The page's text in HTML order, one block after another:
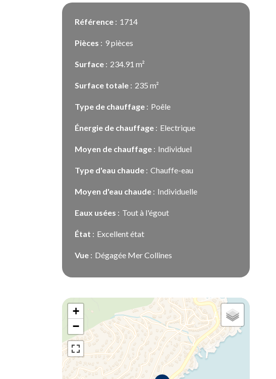
Référence 1714
Pièces 9 pièces
Surface 234.91 m²
Surface totale 235 m²
Type de chauffage Poêle
Énergie de chauffage Electrique
Moyen de chauffage Individuel
Type d'eau chaude Chauffe-eau
Moyen d'eau chaude Individuelle
Eaux usées Tout à l'égout
État Excellent état
Vue Dégagée Mer Collines
+
−